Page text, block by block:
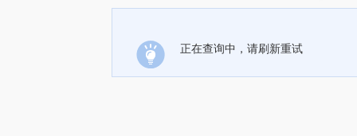
正在查询中，请刷新重试